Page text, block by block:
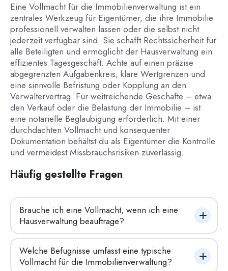
Eine Vollmacht für die Immobilienverwaltung ist ein
zentrales Werkzeug für Eigentümer, die ihre Immobilie
professionell verwalten lassen oder die selbst nicht
jederzeit verfügbar sind. Sie schafft Rechtssicherheit für
alle Beteiligten und ermöglicht der Hausverwaltung ein
effizientes Tagesgeschäft. Achte auf einen präzise
abgegrenzten Aufgabenkreis, klare Wertgrenzen und
eine sinnvolle Befristung oder Kopplung an den
Verwaltervertrag. Für weitreichende Geschäfte – etwa
den Verkauf oder die Belastung der Immobilie – ist
eine notarielle Beglaubigung erforderlich. Mit einer
durchdachten Vollmacht und konsequenter
Dokumentation behältst du als Eigentümer die Kontrolle
und vermeidest Missbrauchsrisiken zuverlässig.
Häufig gestellte Fragen
Brauche ich eine Vollmacht, wenn ich eine
Hausverwaltung beauftrage?
Welche Befugnisse umfasst eine typische
Vollmacht für die Immobilienverwaltung?